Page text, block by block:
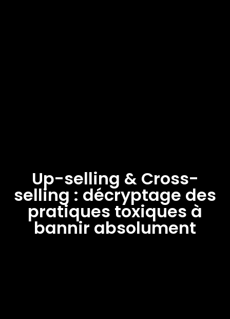
Up-selling & Cross-
selling : décryptage des
pratiques toxiques à
bannir absolument